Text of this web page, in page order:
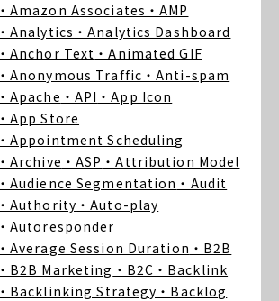
・Amazon Associates ・AMP
・Analytics ・Analytics Dashboard
・Anchor Text ・Animated GIF
・Anonymous Traffic ・Anti-spam
・Apache ・API ・App Icon
・App Store
・Appointment Scheduling
・Archive ・ASP ・Attribution Model
・Audience Segmentation ・Audit
・Authority ・Auto-play
・Autoresponder
・Average Session Duration ・B2B
・B2B Marketing ・B2C ・Backlink
・Backlinking Strategy ・Backlog